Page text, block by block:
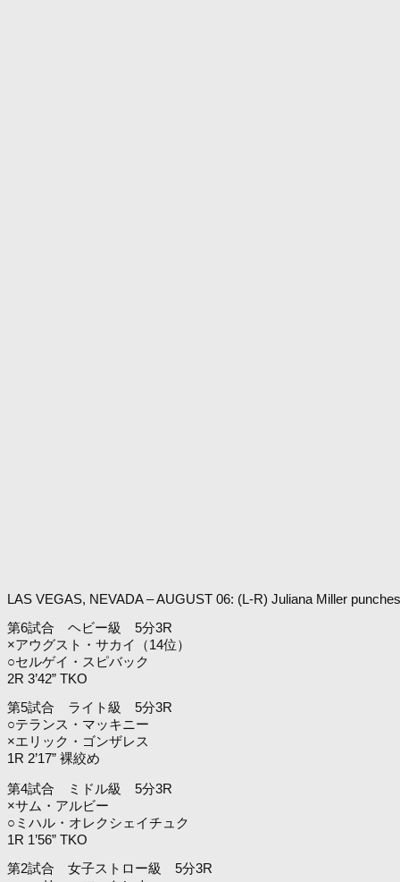
LAS VEGAS, NEVADA – AUGUST 06: (L-R) Juliana Miller
第6試合 ヘビー級 5分3R
×アウグスト・サカイ（14位）
○セルゲイ・スピバック
2R 3’42” TKO
第5試合 ライト級 5分3R
○テランス・マッキニー
×エリック・ゴンザレス
1R 2’17” 裸絞め
第4試合 ミドル級 5分3R
×サム・アルビー
○ミハル・オレクシェイチュク
1R 1’56” TKO
第2試合 女子ストロー級 5分3R